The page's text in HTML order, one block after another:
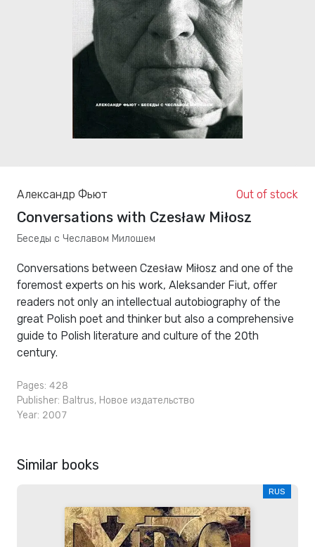
Александр Фьют Out of stock
Conversations with Czesław Miłosz
Беседы с Чеславом Милошем
Conversations between Czesław Miłosz and one of the
foremost experts on his work, Aleksander Fiut, offer
readers not only an intellectual autobiography of the
great Polish poet and thinker but also a comprehensive
guide to Polish literature and culture of the 20th
century.
Pages: 428
Publisher: Baltrus, Новое издательство
Year: 2007
Similar books
RUS